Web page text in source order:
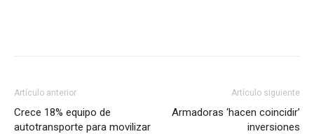
Artículo anterior
Crece 18% equipo de
autotransporte para movilizar
Artículo siguiente
Armadoras ‘hacen coincidir’
inversiones